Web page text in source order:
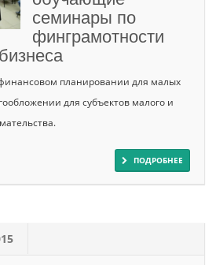
семинары по
финграмотности
планировании для малых
для субъектов малого и
ПОДРОБНЕЕ